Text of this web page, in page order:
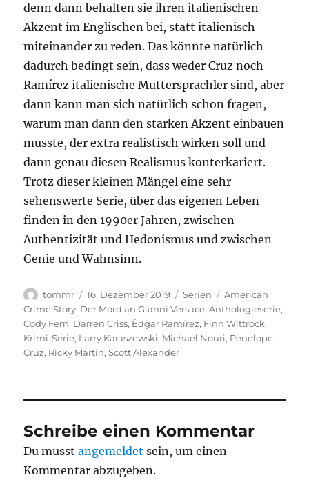
denn dann behalten sie ihren italienischen
Akzent im Englischen bei, statt italienisch
miteinander zu reden. Das könnte natürlich
dadurch bedingt sein, dass weder Cruz noch
Ramírez italienische Muttersprachler sind, aber
dann kann man sich natürlich schon fragen,
warum man dann den starken Akzent einbauen
musste, der extra realistisch wirken soll und
dann genau diesen Realismus konterkariert.
Trotz dieser kleinen Mängel eine sehr
sehenswerte Serie, über das eigenen Leben
finden in den 1990er Jahren, zwischen
Authentizität und Hedonismus und zwischen
Genie und Wahnsinn.
Autor
tommr
Veröffentlicht
am
16. Dezember 2019 Kategorien
Serien Schlagwörter
American
Crime Story: Der Mord an Gianni Versace,Anthologieserie,
Cody Fern, Darren Criss, Édgar Ramírez, Finn Wittrock,
Krimi-Serie, Larry Karaszewski, Michael Nouri, Penelope
Cruz, Ricky Martin,Scott Alexander
Schreibe einen Kommentar
Du musstangemeldet sein, um einen
Kommentar abzugeben.